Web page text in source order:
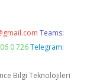
Teams:
0 726 Telegram:
Bilgi Teknolojileri